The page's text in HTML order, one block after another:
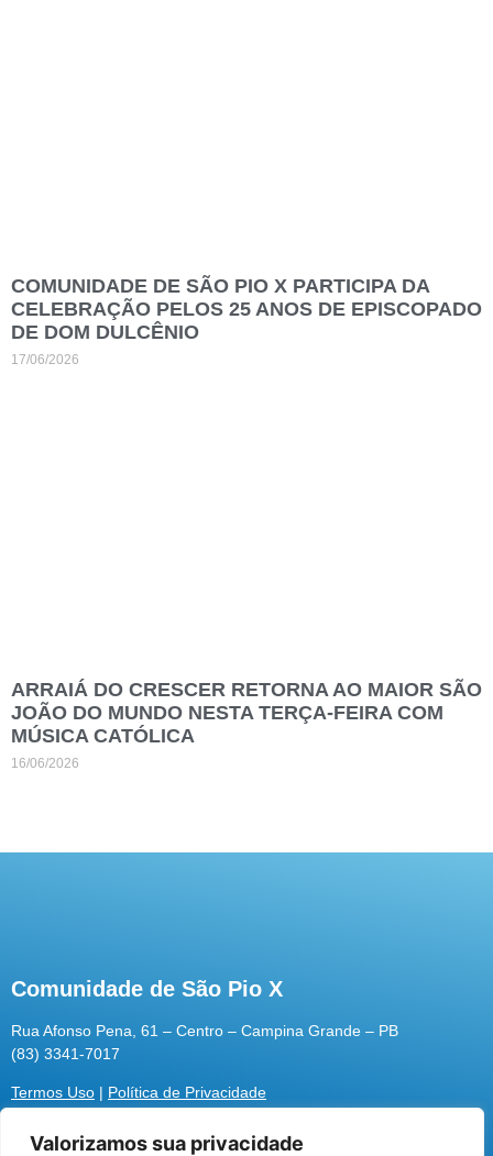
Valorizamos sua privacidade
COMUNIDADE DE SÃO PIO X PARTICIPA DA
CELEBRAÇÃO PELOS 25 ANOS DE EPISCOPADO
DE DOM DULCÊNIO
17/06/2026
ARRAIÁ DO CRESCER RETORNA AO MAIOR SÃO
JOÃO DO MUNDO NESTA TERÇA-FEIRA COM
MÚSICA CATÓLICA
16/06/2026
Comunidade de São Pio X
Rua Afonso Pena, 61 – Centro – Campina Grande – PB
(83) 3341-7017
Termos Uso | Política de Privacidade